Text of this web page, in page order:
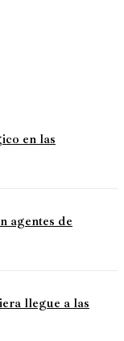
en las
agentes de
llegue a las